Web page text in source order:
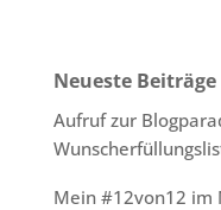
Neueste Beiträge
Aufruf zur
Mein #12von12 im